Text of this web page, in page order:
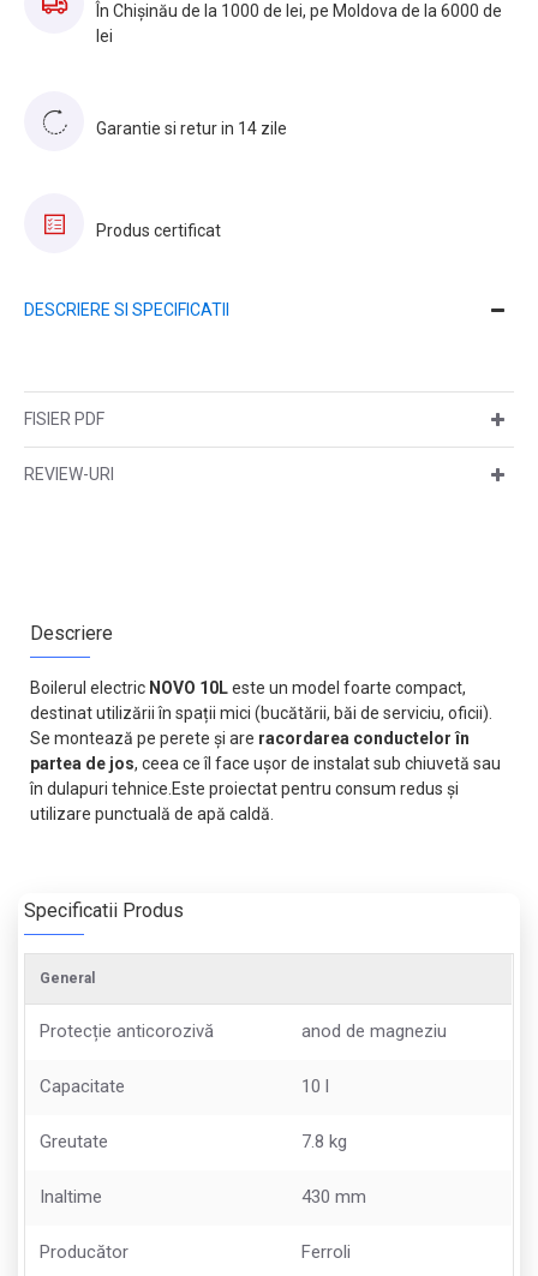
În Chișinău de la 1000 de lei, pe Moldova de la 6000 de
lei
Garantie si retur in 14 zile
Produs certificat
DESCRIERE SI SPECIFICATII
FISIER PDF
REVIEW-URI
Descriere
Boilerul electric NOVO 10Leste un model foarte compact,
destinat utilizării în spații mici (bucătării, băi de serviciu, oficii).
Se montează pe perete și are racordarea conductelor în
partea de jos, ceea ce îl face ușor de instalat sub chiuvetă sau
în dulapuri tehnice.Este proiectat pentru consum redus și
utilizare punctuală de apă caldă.
Specificatii Produs
General
Protecție anticorozivă anod de magneziu
Capacitate 10 l
Greutate 7.8 kg
Inaltime 430 mm
Producător Ferroli